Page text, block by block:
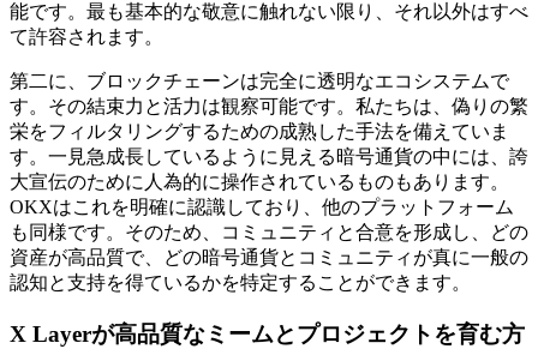
能です。最も基本的な敬意に触れない限り、それ以外はすべ
て許容されます。
第二に、ブロックチェーンは完全に透明なエコシステムで
す。その結束力と活力は観察可能です。私たちは、偽りの繁
栄をフィルタリングするための成熟した手法を備えていま
す。一見急成長しているように見える暗号通貨の中には、誇
大宣伝のために人為的に操作されているものもあります。
OKXはこれを明確に認識しており、他のプラットフォーム
も同様です。そのため、コミュニティと合意を形成し、どの
資産が高品質で、どの暗号通貨とコミュニティが真に一般の
認知と支持を得ているかを特定することができます。
X Layerが高品質なミームとプロジェクトを育む方